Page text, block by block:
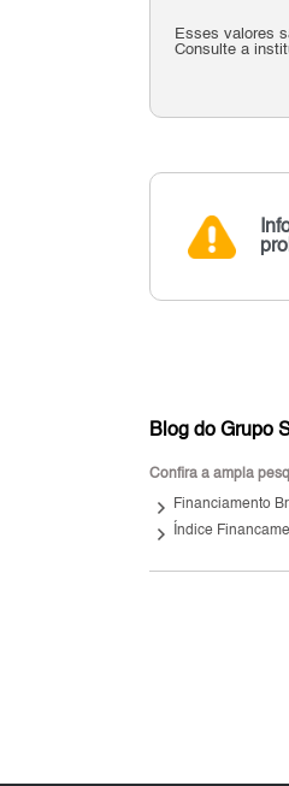
Esses valores
Consulte a
Blog do Grupo
Confira a ampla
keyboard_arrow_right Financiamento
keyboard_arrow_right Índice